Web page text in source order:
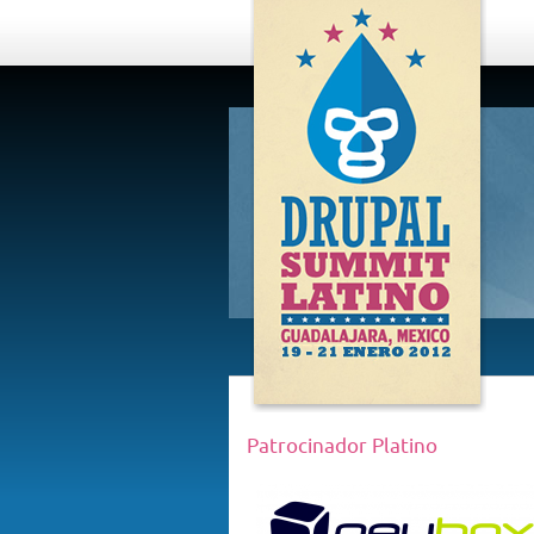
DRUPAL
SUMMIT
LATINO,
GUADALAJARA
2012
Patrocinador Platino